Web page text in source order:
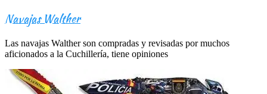
Navajas Walther
Las navajas Walther son compradas y revisadas por muchos
aficionados a la Cuchillería, tiene opiniones